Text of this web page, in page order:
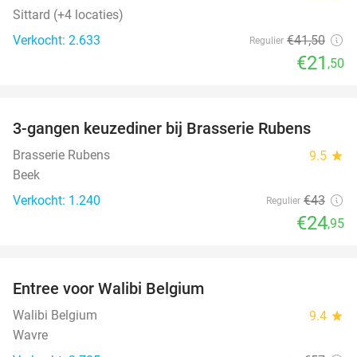
Sittard (+4 locaties)
Verkocht: 2.633
Regulier €41,50
€21 ,50
42%
3-gangen keuzediner bij Brasserie Rubens
Brasserie Rubens 9.5 star
Beek
Verkocht: 1.240
Regulier €43
€24,95
Entree voor Walibi Belgium
Walibi Belgium 9.4 star
Wavre